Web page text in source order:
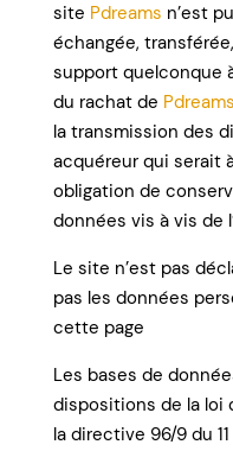
site Pdreams n’est
échangée,
support quelconque
du rachat de Pdreams
la transmission des
acquéreur qui serait
obligation de
données vis à vis de
Le site n’est pas
pas les données
cette page
Les bases de
dispositions de la loi
la directive 96/9 du